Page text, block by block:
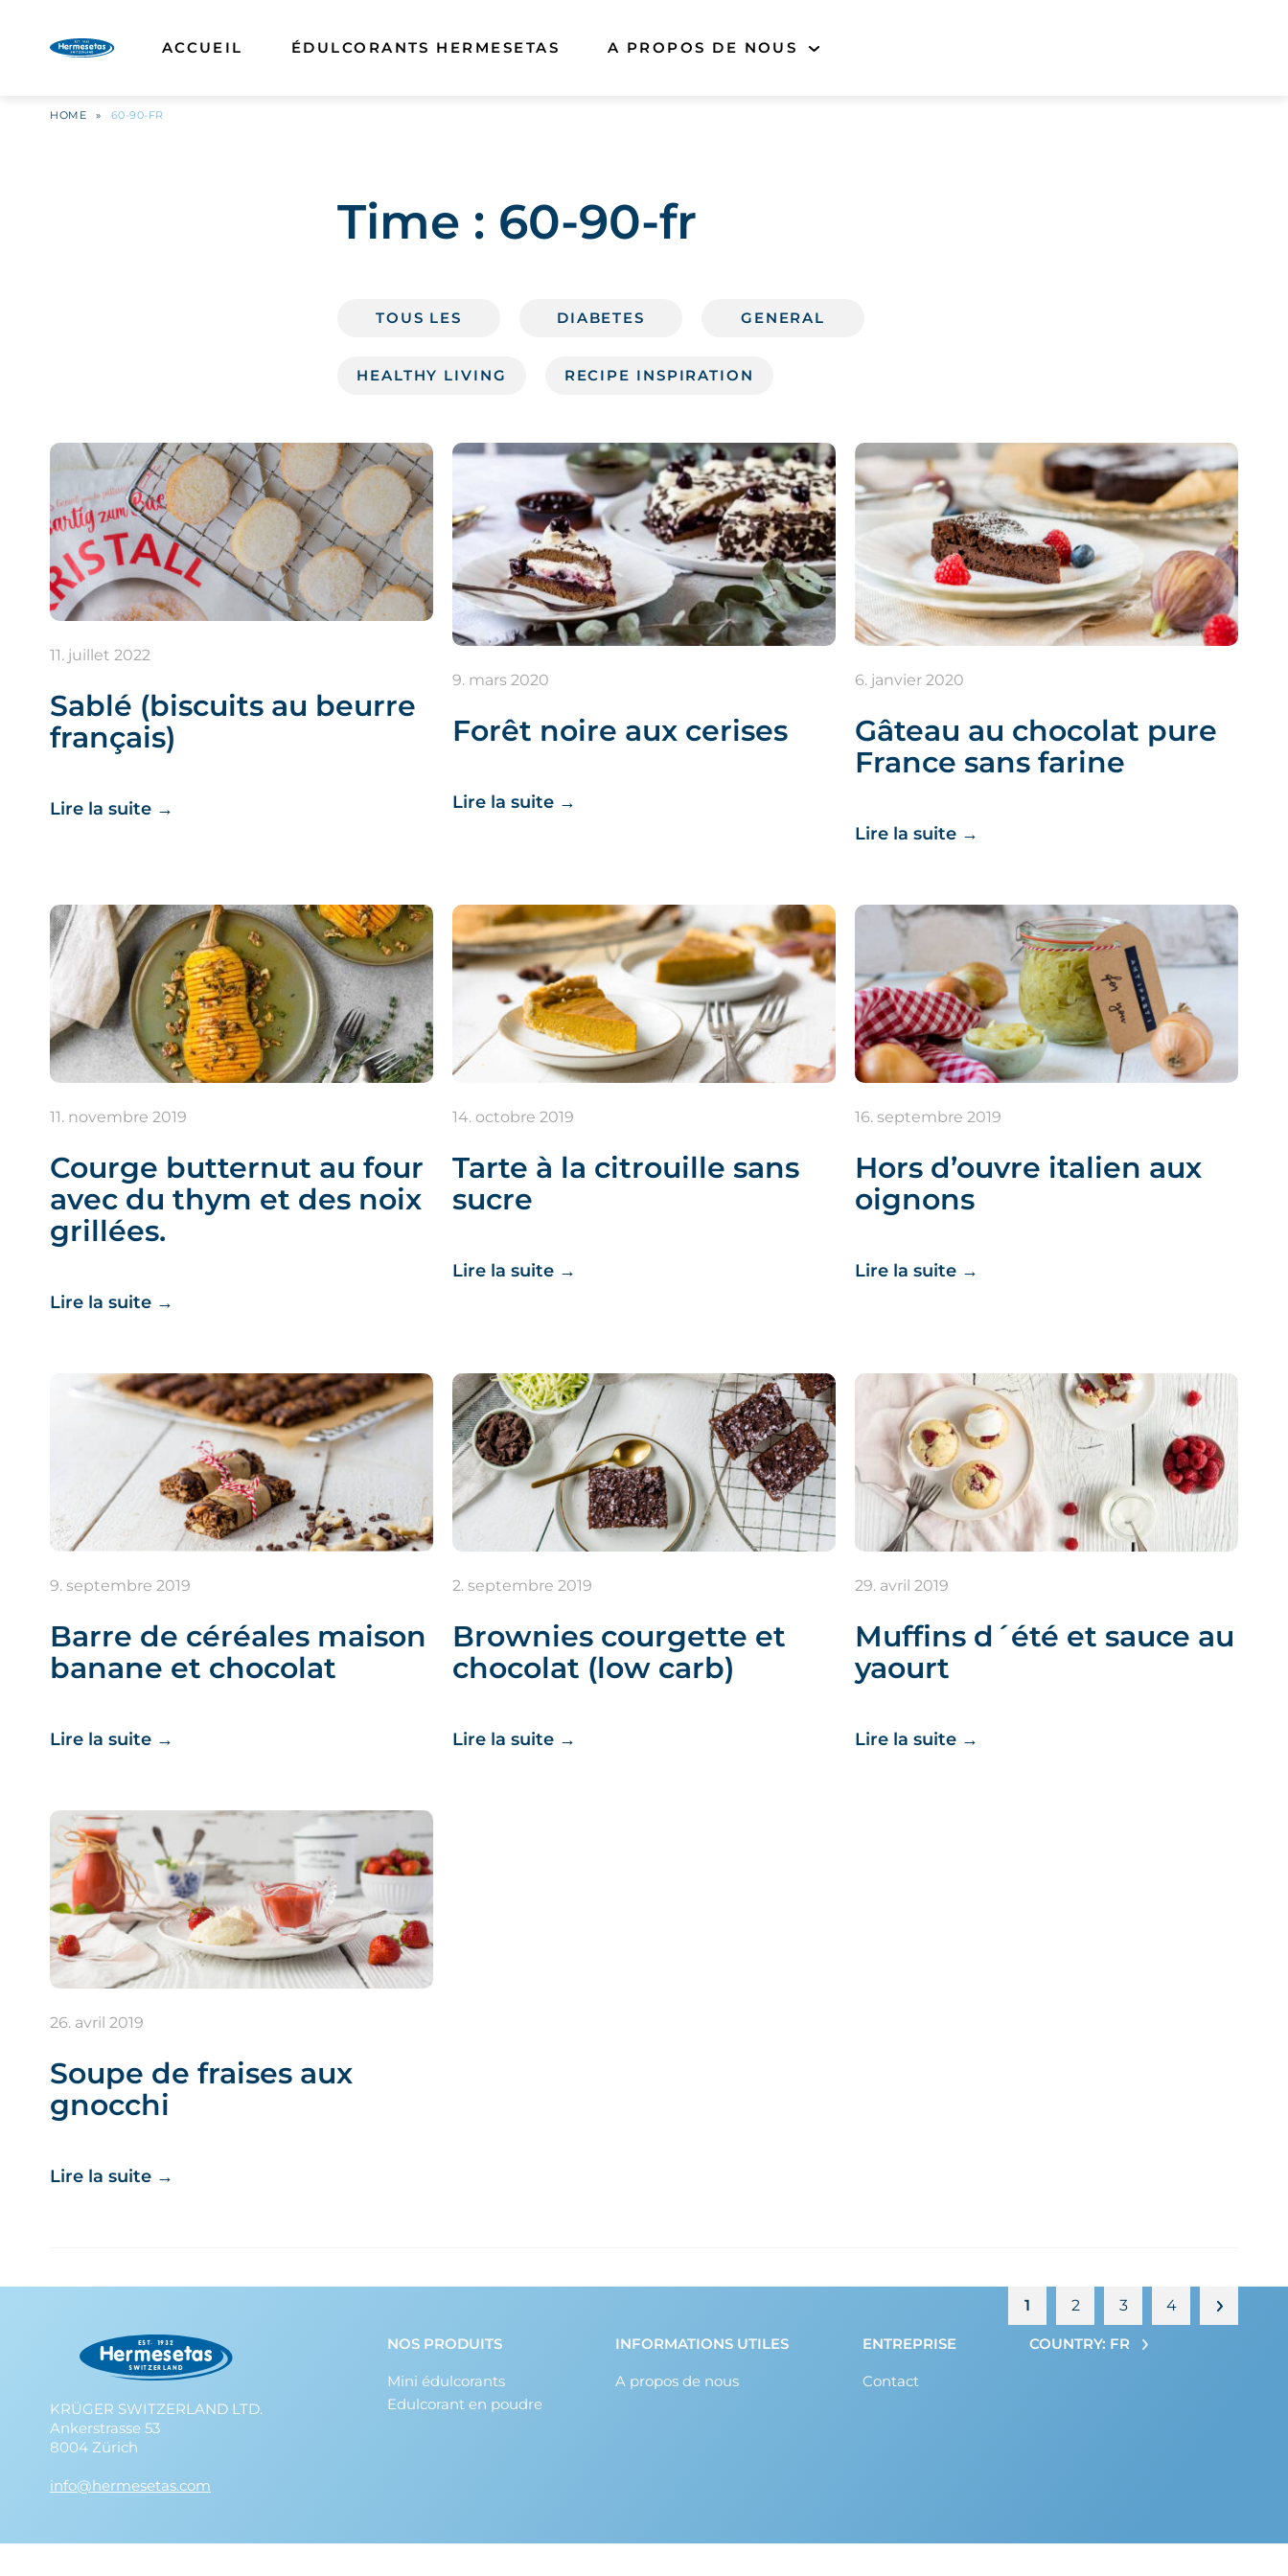
ACCUEIL ÉDULCORANTS HERMESETAS A PROPOS DE NOUS
HOME » 60-90-FR
Time : 60-90-fr
TOUS LES DIABETES GENERAL
HEALTHY LIVING RECIPE INSPIRATION
11. juillet 2022
Sablé (biscuits au beurre
français)
Lire la suite →
9. mars 2020
Forêt noire aux cerises
Lire la suite →
6. janvier 2020
Gâteau au chocolat pure
France sans farine
Lire la suite →
11. novembre 2019
Courge butternut au four
avec du thym et des noix
grillées.
Lire la suite →
14. octobre 2019
Tarte à la citrouille sans
sucre
Lire la suite →
16. septembre 2019
Hors d’ouvre italien aux
oignons
Lire la suite →
9. septembre 2019
Barre de céréales maison
banane et chocolat
Lire la suite →
2. septembre 2019
Brownies courgette et
chocolat (low carb)
Lire la suite →
29. avril 2019
Muffins d´été et sauce au
yaourt
Lire la suite →
26. avril 2019
Soupe de fraises aux
gnocchi
Lire la suite →
1 2 3 4
KRÜGER SWITZERLAND LTD.
Ankerstrasse 53
8004 Zürich
info@hermesetas.com
NOS PRODUITS
Mini édulcorants
Edulcorant en poudre
INFORMATIONS UTILES
A propos de nous
ENTREPRISE
Contact
COUNTRY: FR